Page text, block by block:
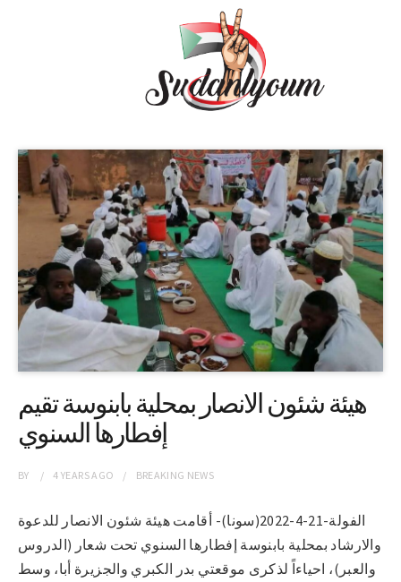
هيئة شئون الانصار بمحلية بابنوسة تقيم
إفطارها السنوي
BY 4 YEARSAGO BREAKING NEWS
الفولة-21-4-2022(سونا)- أقامت هيئة شئون الانصار للدعوة
والارشاد بمحلية بابنوسة إفطارها السنوي تحت شعار (الدروس
والعبر)، احياءاً لذكرى موقعتي بدر الكبري والجزيرة أبا، وسط